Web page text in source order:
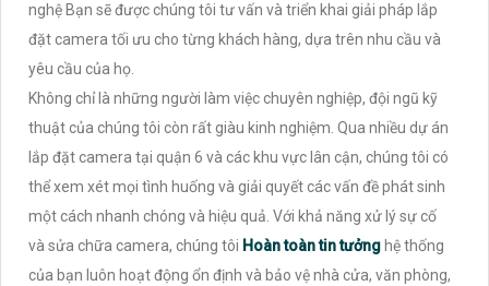
nghệ Bạn sẽ được chúng tôi tư vấn và triển khai giải pháp lắp
đặt camera tối ưu cho từng khách hàng, dựa trên nhu cầu và
yêu cầu của họ.
Không chỉ là những người làm việc chuyên nghiệp, đội ngũ kỹ
thuật của chúng tôi còn rất giàu kinh nghiệm. Qua nhiều dự án
lắp đặt camera tại quận 6 và các khu vực lân cận, chúng tôi có
thể xem xét mọi tình huống và giải quyết các vấn đề phát sinh
một cách nhanh chóng và hiệu quả. Với khả năng xử lý sự cố
và sửa chữa camera, chúng tôi Hoàn toàn tin tưởng hệ thống
của bạn luôn hoạt động ổn định và bảo vệ nhà cửa, văn phòng,